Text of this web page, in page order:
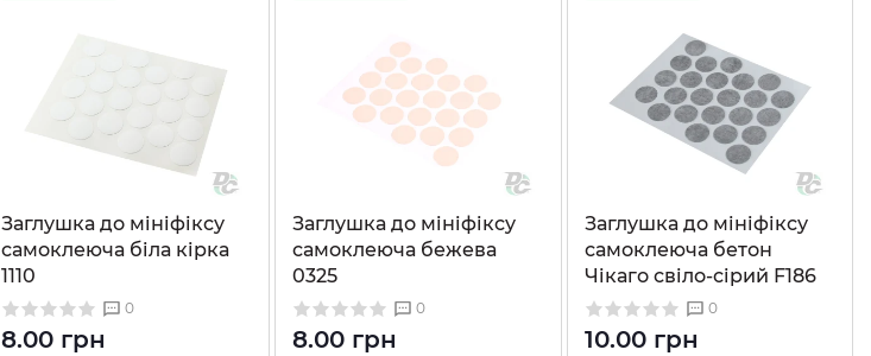
Заглушка до мініфіксу
самоклеюча біла кірка
1110
0
8.00 грн
Заглушка до мініфіксу
самоклеюча бежева
0325
0
8.00 грн
Заглушка до мініфіксу
самоклеюча бетон
Чікаго свіло-сірий F186
0
10.00 грн